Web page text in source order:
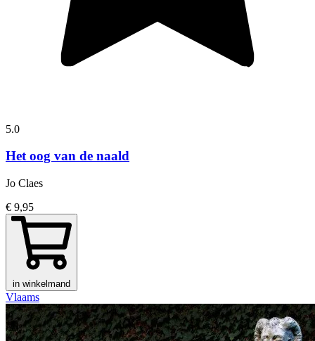
5.0
Het oog van de naald
Jo Claes
€ 9,95
in winkelmand
Vlaams